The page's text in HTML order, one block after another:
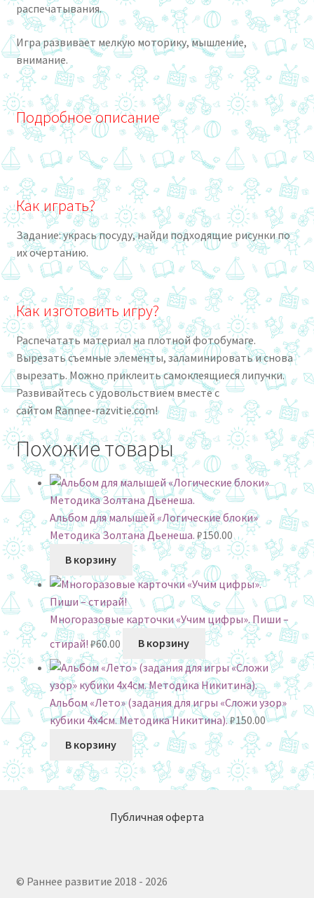
распечатывания.
Игра развивает мелкую моторику, мышление,
внимание.
Подробное описание
Как играть?
Задание: укрась посуду, найди подходящие рисунки по
их очертанию.
Как изготовить игру?
Распечатать материал на плотной фотобумаге.
Вырезать съемные элементы, заламинировать и снова
вырезать. Можно приклеить самоклеящиеся липучки.
Развивайтесь с удовольствием вместе с
сайтом Rannee-razvitie.com!
Похожие товары
Альбом для малышей «Логические блоки»
Методика Золтана Дьенеша. ₽150.00
В корзину
Многоразовые карточки «Учим цифры». Пиши –
стирай! ₽60.00 В корзину
Альбом «Лето» (задания для игры «Сложи узор»
кубики 4х4см. Методика Никитина).₽150.00
В корзину
Публичная оферта
© Раннее развитие 2018 - 2026